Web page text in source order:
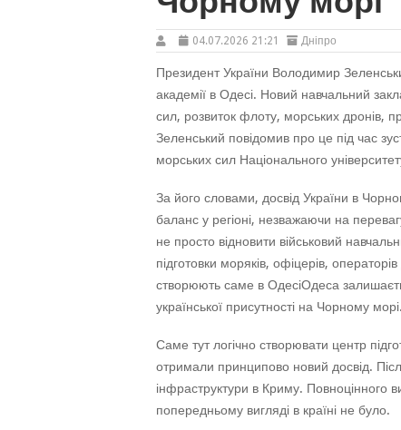
04.07.2026 21:21 Дніпро
Президент України Володимир
академії в Одесі. Новий навчальний
сил, розвиток флоту, морських дронів,
Зеленський повідомив про це під час
морських сил Національного
За його словами, досвід України в
баланс у регіоні, незважаючи на
не просто відновити військовий
підготовки моряків, офіцерів,
створюють саме в ОдесіОдеса
української присутності на Чорному морі.
Саме тут логічно створювати центр
отримали принципово новий досвід.
інфраструктури в Криму. Повноцінного
попередньому вигляді в країні не було.